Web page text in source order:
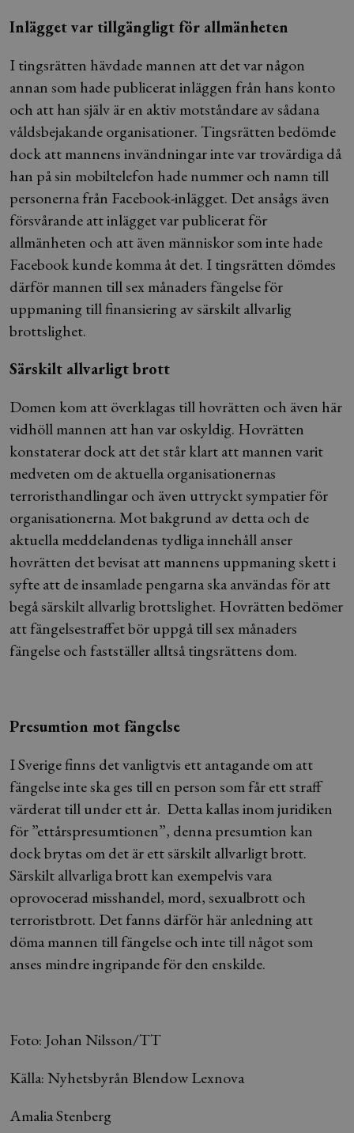
Inlägget var tillgängligt för allmänheten
I tingsrätten hävdade mannen att det var någon
annan som hade publicerat inläggen från hans konto
och att han själv är en aktiv motståndare av sådana
våldsbejakande organisationer. Tingsrätten bedömde
dock att mannens invändningar inte var trovärdiga då
han på sin mobiltelefon hade nummer och namn till
personerna från Facebook-inlägget. Det ansågs även
försvårande att inlägget var publicerat för
allmänheten och att även människor som inte hade
Facebook kunde komma åt det. I tingsrätten dömdes
därför mannen till sex månaders fängelse för
uppmaning till finansiering av särskilt allvarlig
brottslighet.
Särskilt allvarligt brott
Domen kom att överklagas till hovrätten och även här
vidhöll mannen att han var oskyldig. Hovrätten
konstaterar dock att det står klart att mannen varit
medveten om de aktuella organisationernas
terroristhandlingar och även uttryckt sympatier för
organisationerna. Mot bakgrund av detta och de
aktuella meddelandenas tydliga innehåll anser
hovrätten det bevisat att mannens uppmaning skett i
syfte att de insamlade pengarna ska användas för att
begå särskilt allvarlig brottslighet. Hovrätten bedömer
att fängelsestraffet bör uppgå till sex månaders
fängelse och fastställer alltså tingsrättens dom.
Presumtion mot fängelse
I Sverige finns det vanligtvis ett antagande om att
fängelse inte ska ges till en person som får ett straff
värderat till under ett år. Detta kallas inom juridiken
för ”ettårspresumtionen”, denna presumtion kan
dock brytas om det är ett särskilt allvarligt brott.
Särskilt allvarliga brott kan exempelvis vara
oprovocerad misshandel, mord, sexualbrott och
terroristbrott. Det fanns därför här anledning att
döma mannen till fängelse och inte till något som
anses mindre ingripande för den enskilde.
Foto: Johan Nilsson/TT
Källa: Nyhetsbyrån Blendow Lexnova
Amalia Stenberg